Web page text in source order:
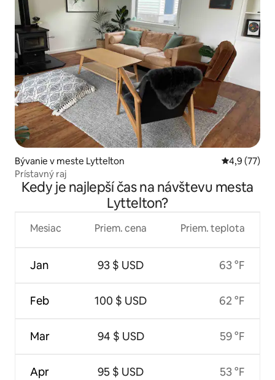
Bývanie v meste Lyttelton Priemerné
4,9 (77)
Prístavný raj
Kedy je najlepší čas na návštevu mesta
Lyttelton?
Mesiac
Jan
Feb
Mar
Apr
Priem. cena
93 $ USD
100 $ USD
94 $ USD
95 $ USD
Priem. teplota
63 °F
62 °F
59 °F
53 °F